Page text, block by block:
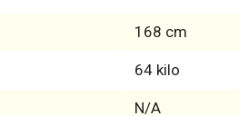
168 cm
64 kilo
N/A